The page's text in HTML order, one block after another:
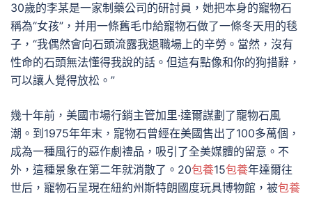
30歲的李某是一家制藥公司的研討員，她把本身的寵物石
稱為“女孩”，并用一條舊毛巾給寵物石做了一條冬天用的毯
子，“我偶然會向石頭流露我退職場上的辛勞。當然，沒有
性命的石頭無法懂得我說的話。但這有點像和你的狗措辭，
可以讓人覺得放松。”
幾十年前，美國市場行銷主管加里·達爾謀劃了寵物石風
潮。到1975年年末，寵物石曾經在美國售出了100多萬個，
成為一種風行的惡作劇禮品，吸引了全美媒體的留意。不
外，這種景象在第二年就消散了。20包養15包養年達爾往
世后，寵物石呈現在紐約州斯特朗國度玩具博物館，被包養